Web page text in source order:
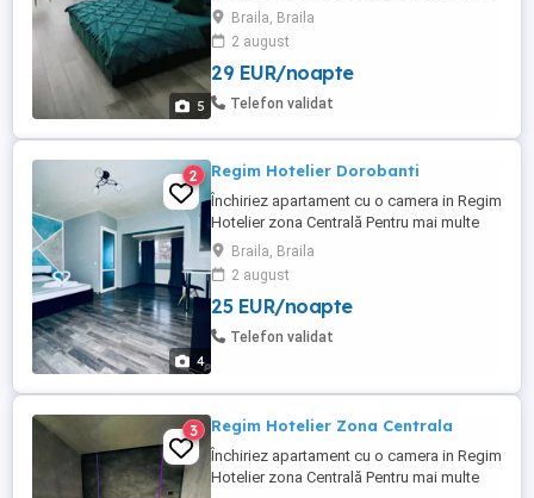
5
150 lei DOTARI SI FACILITATI: -Pat
matrimonial -Lenjerii si prosoape bumbac
-Centarala termica -WIFI gratuit -Masina de
spalat -Aragaz -Frigider -Vesela Tacamuri
-Smart Tv Check in 12:00 Check out 11:00
Braila, Braila
2 august
29 EUR/noapte
Telefon validat
4
2 Regim Hotelier Dorobanti
Închiriez apartament cu o camera in Regim
Hotelier zona Centrală Pentru mai multe
detalii și poze contactați-mă in privat.
Apartamentel dispune de toate dotarile
necesare pentru un comfort excelent.
Dotari facilitati: Pat matrimonial Wifi
disponibil Centrala termica Masina de
Braila, Braila
2 august
25 EUR/noapte
Telefon validat
3 Regim Hotelier Zona Centrala
Închiriez apartament cu o camera in Regim
Hotelier zona Centrală Pentru mai multe